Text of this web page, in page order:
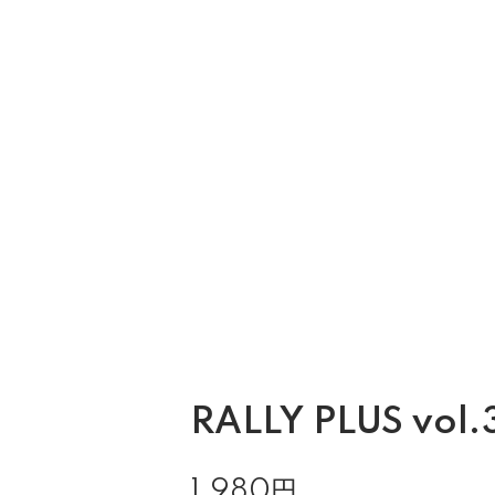
RALLY PLUS